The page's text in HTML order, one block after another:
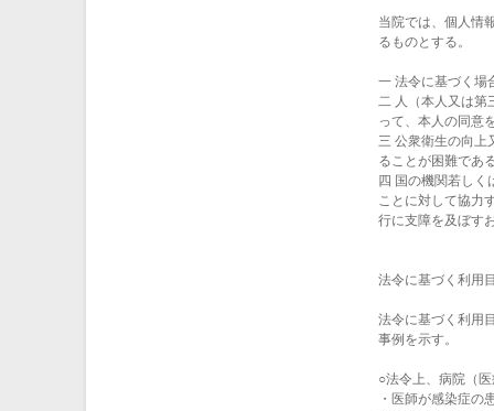
当院では、個人情
るものとする。
一 法令に基づく場
二 人（本人又は第
って、本人の同意
三 公衆衛生の向上
ることが困難であ
四 国の機関若し
ことに対して協力
行に支障を及ぼす
法令に基づく利用
法令に基づく利用
事例を示す。
○法令上、病院（
・医師が感染症の